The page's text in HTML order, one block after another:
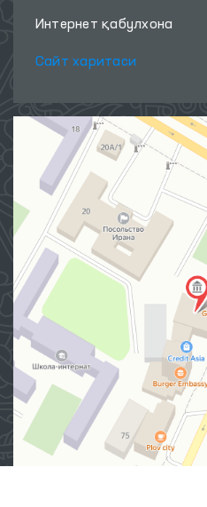
Интернет қабулхона
Сайт харитаси